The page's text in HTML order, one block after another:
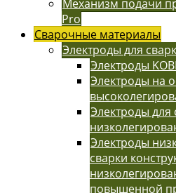
Механизм подачи
Pro
Сварочные материалы
Электроды для
Электроды
Электроды на
Электроды для
Электроды
сварки
повышенной